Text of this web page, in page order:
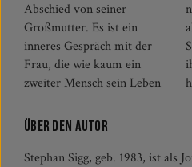
Abschied von seiner
Großmutter. Es ist ein
inneres Gespräch mit der
Frau, die wie kaum ein
zweiter Mensch sein Leben
nimmt Abschied und hält bei
aller Trauer dankbar all die
Schätze fest, die seine Oma
ihm ins Leben mitgegeben
Über den Autor
Stephan Sigg, geb. 1983, ist als